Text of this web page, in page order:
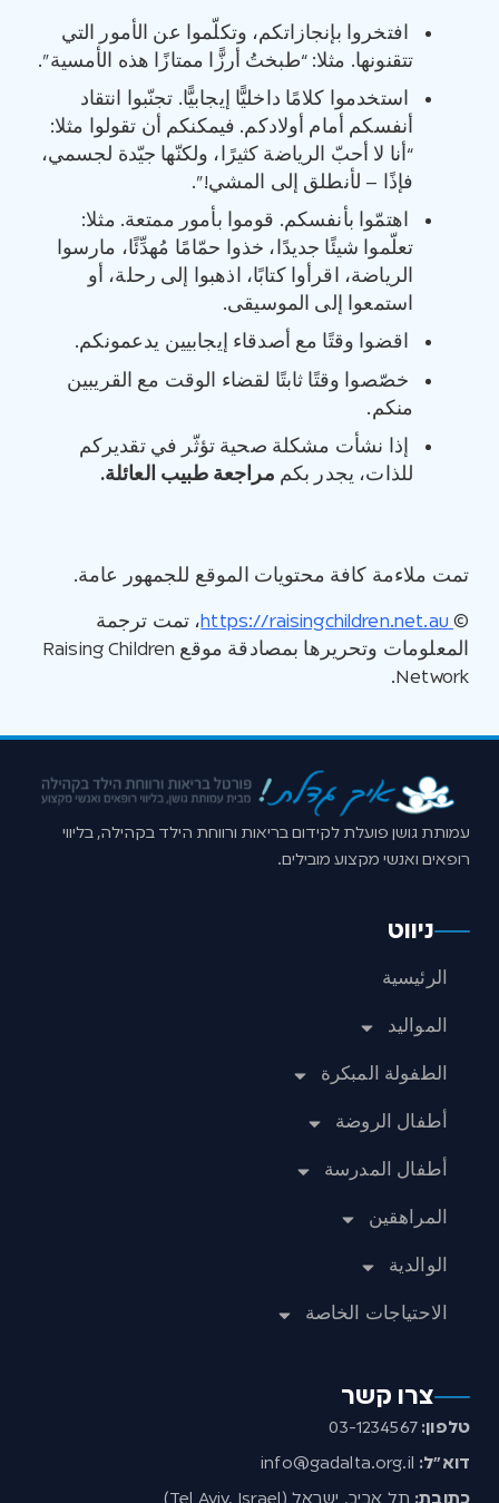
افتخروا بإنجازاتكم، وتكلّموا عن الأمور التي
تتقنونها. مثلا: “طبختُ أرزًّا ممتازًا هذه الأمسية”.
استخدموا كلامًا داخليًّا إيجابيًّا. تجنّبوا انتقاد
أنفسكم أمام أولادكم. فيمكنكم أن تقولوا مثلا:
“أنا لا أحبّ الرياضة كثيرًا، ولكنّها جيّدة لجسمي،
فإذًا – لأنطلق إلى المشي!”.
اهتمّوا بأنفسكم. قوموا بأمور ممتعة. مثلا:
تعلّموا شيئًا جديدًا، خذوا حمّامًا مُهدِّئًا، مارسوا
الرياضة، اقرأوا كتابًا، اذهبوا إلى رحلة، أو
استمعوا إلى الموسيقى.
اقضوا وقتًا مع أصدقاء إيجابيين يدعمونكم.
خصّصوا وقتًا ثابتًا لقضاء الوقت مع القريبين
منكم.
إذا نشأت مشكلة صحية تؤثّر في تقديركم
للذات، يجدر بكم مراجعة طبيب العائلة.
تمت ملاءمة كافة محتويات الموقع للجمهور عامة.
©
، تمت ترجمة
المعلومات وتحريرها بمصادقة موقع Raising Children
Network.
עמותת גושן פועלת לקידום בריאות ורווחת הילד בקהילה, בליווי
רופאים ואנשי מקצוע מובילים.
ניווט
الرئيسية
المواليد
الطفولة المبكرة
أطفال الروضة
أطفال المدرسة
المراهقين
الوالدية
الاحتياجات الخاصة
צרו קשר
טלפון: 03-1234567
דוא”ל: info@gadalta.org.il